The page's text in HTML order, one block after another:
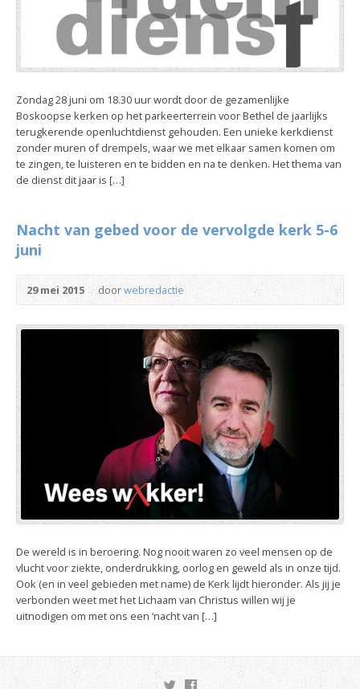
Zondag 28 juni om 18.30 uur wordt door de gezamenlijke
Boskoopse kerken op het parkeerterrein voor Bethel de jaarlijks
terugkerende openluchtdienst gehouden. Een unieke kerkdienst
zonder muren of drempels, waar we met elkaar samen komen om
te zingen, te luisteren en te bidden en na te denken. Het thema van
de dienst dit jaar is […]
Nacht van gebed voor de vervolgde kerk 5-6
juni
29 mei 2015 doorwebredactie
De wereld is in beroering. Nog nooit waren zo veel mensen op de
vlucht voor ziekte, onderdrukking, oorlog en geweld als in onze tijd.
Ook (en in veel gebieden met name) de Kerk lijdt hieronder. Als jij je
verbonden weet met het Lichaam van Christus willen wij je
uitnodigen om met ons een ‘nacht van […]